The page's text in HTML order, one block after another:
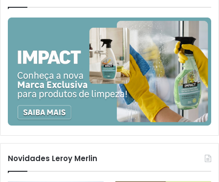
Novidades Leroy Merlin